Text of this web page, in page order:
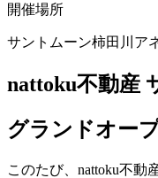
開催場所
サントムーン柿田川ア
nattoku不動産
グランドオー
このたび、nattoku不動